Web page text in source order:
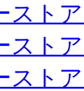
スト
スト
スト